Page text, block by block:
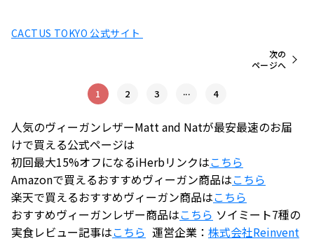
CACTUS TOKYO 公式サイト
1 2 3 ...
次の
ページへ
4
人気のヴィーガンレザーMatt and Natが最安最速のお届
けで買える公式ページは
初回最大15%オフになるiHerbリンクはこちら
Amazonで買えるおすすめヴィーガン商品はこちら
楽天で買えるおすすめヴィーガン商品はこちら
おすすめヴィーガンレザー商品はこちら ソイミート7種の
実食レビュー記事はこちら 運営企業： 株式会社Reinvent